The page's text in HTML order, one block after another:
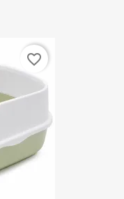
favorite_border